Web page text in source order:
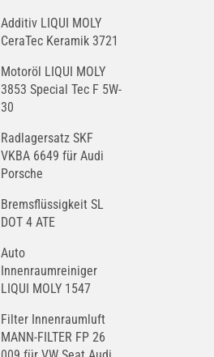
Additiv LIQUI MOLY
CeraTec Keramik 3721
Motoröl LIQUI MOLY
3853 Special Tec F 5W-
30
Radlagersatz SKF
VKBA 6649 für Audi
Porsche
Bremsflüssigkeit SL
DOT 4 ATE
Auto
Innenraumreiniger
LIQUI MOLY 1547
Filter Innenraumluft
MANN-FILTER FP 26